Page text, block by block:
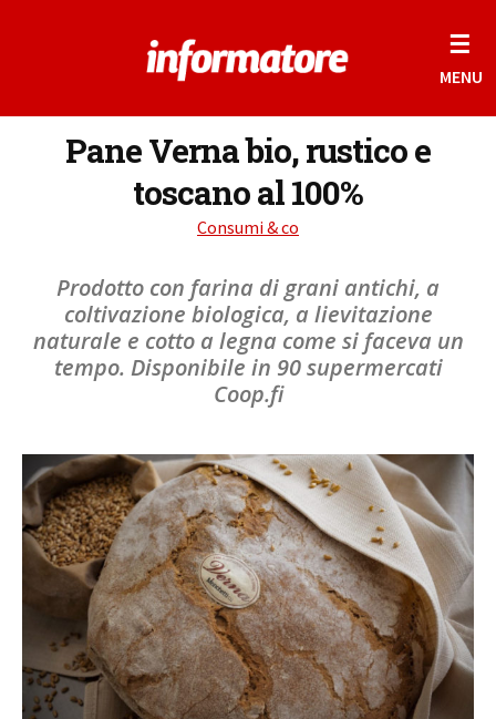
☰
MENU
Pane Verna bio, rustico e
toscano al 100%
Consumi & co
Prodotto con farina di grani antichi, a
coltivazione biologica, a lievitazione
naturale e cotto a legna come si faceva un
tempo. Disponibile in 90 supermercati
Coop.fi